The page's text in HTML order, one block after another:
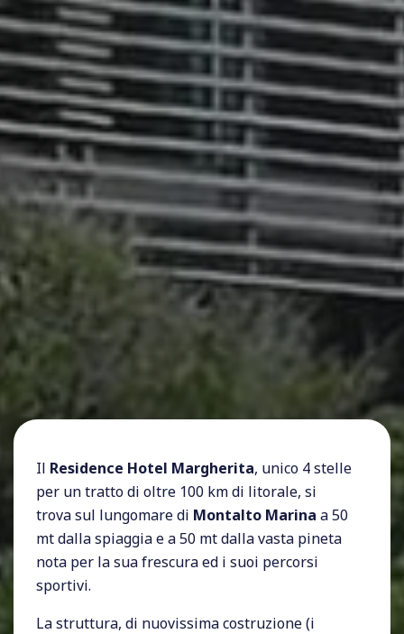
Il Residence Hotel Margherita, unico 4 stelle
per un tratto di oltre 100 km di litorale, si
trova sul lungomare di Montalto Marina a 50
mt dalla spiaggia e a 50 mt dalla vasta pineta
nota per la sua frescura ed i suoi percorsi
sportivi.
La struttura, di nuovissima costruzione (i